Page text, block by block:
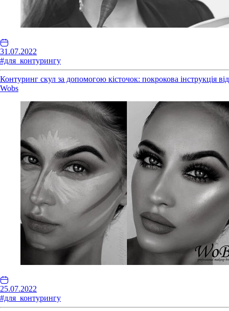
31.07.2022
#для_контурингу
Контуринг скул за допомогою кісточок: покрокова інструкція від
Wobs
25.07.2022
#для_контурингу